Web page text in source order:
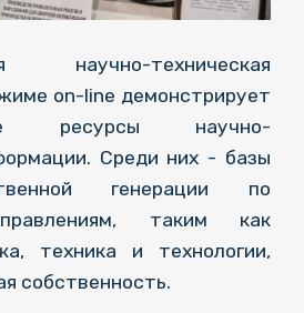
научно-техническая
on-line демонстрирует
ресурсы научно-
Среди них - базы
генерации по
таким как
техника и технологии,
собственность.